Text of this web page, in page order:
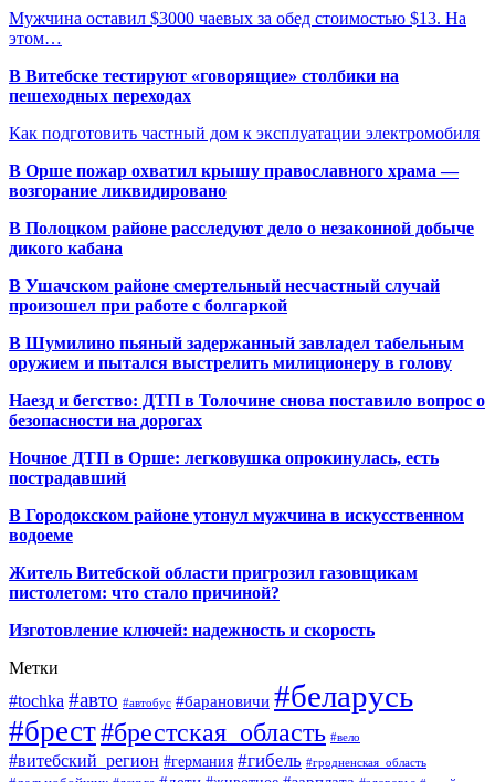
Мужчина оставил $3000 чаевых за обед стоимостью $13. На
этом…
В Витебске тестируют «говорящие» столбики на
пешеходных переходах
Как подготовить частный дом к эксплуатации электромобиля
В Орше пожар охватил крышу православного храма —
возгорание ликвидировано
В Полоцком районе расследуют дело о незаконной добыче
дикого кабана
В Ушачском районе смертельный несчастный случай
произошел при работе с болгаркой
В Шумилино пьяный задержанный завладел табельным
оружием и пытался выстрелить милиционеру в голову
Наезд и бегство: ДТП в Толочине снова поставило вопрос о
безопасности на дорогах
Ночное ДТП в Орше: легковушка опрокинулась, есть
пострадавший
В Городокском районе утонул мужчина в искусственном
водоеме
Житель Витебской области пригрозил газовщикам
пистолетом: что стало причиной?
Изготовление ключей: надежность и скорость
Метки
#tochka #авто #автобус #барановичи #беларусь
#брест#брестская_область #вело
#витебский_регион #германия #гибель #гродненская_область